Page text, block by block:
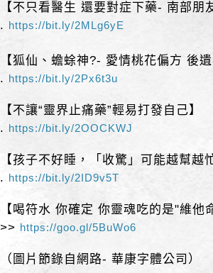
【不只看醫生 還要對症下藥- 南部朋
. https://bit.ly/2MLg6yE
【狐仙、蟾蜍神?- 愛情桃花偏方 後
. https://bit.ly/2Px6t3u
【不讓“靈界止痛藥”輕易打發自己】
. https://bit.ly/2OOCKWJ
【孩子不好睡，「收驚」可能越幫越
. https://bit.ly/2ID9v5T
【喝符水 你確定 你靈魂吃的是"維他
>> https://goo.gl/5BuWo6
（圖片節錄自網路- 華康字體公司）